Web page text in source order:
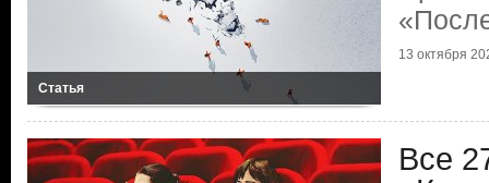
Статья
13 октября
Все